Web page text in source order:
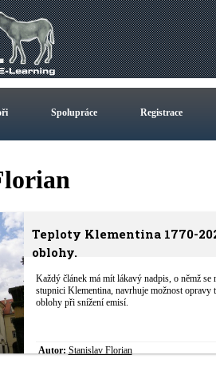
Spolupráce Registrace
Teploty Klementina 1770-
oblohy.
Každý článek má mít lákavý nadpis, o němž
stupnici Klementina, navrhuje možnost opravy
oblohy při snížení emisí.
Autor: Stanislav Florian